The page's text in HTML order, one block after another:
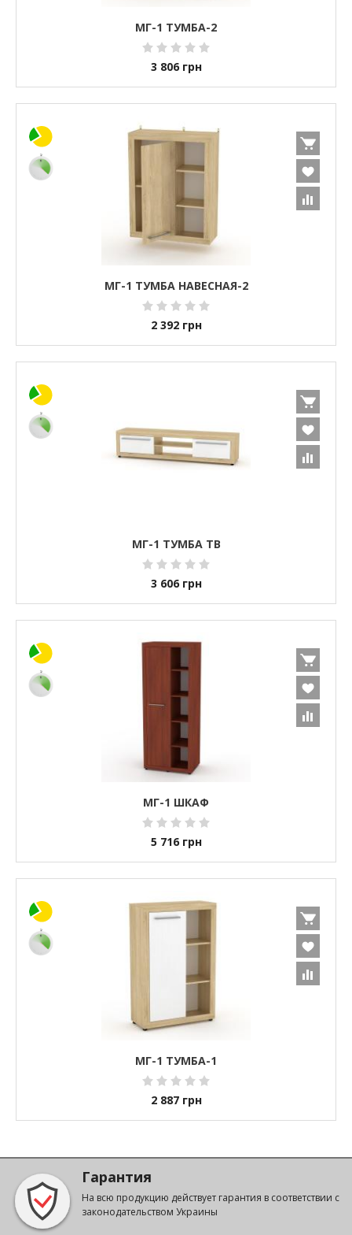
МГ-1 ТУМБА-2
3 806 грн
МГ-1 ТУМБА НАВЕСНАЯ-2
2 392 грн
МГ-1 ТУМБА ТВ
3 606 грн
МГ-1 ШКАФ
5 716 грн
МГ-1 ТУМБА-1
2 887 грн
Гарантия
На всю продукцию действует гарантия в соответствии с
законодательством Украины